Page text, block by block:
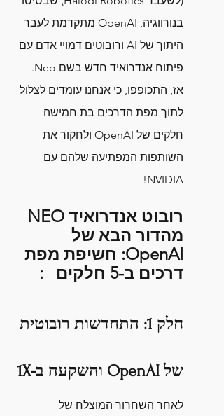
בנורווגיה, OpenAI מתקדמת לעבר
היתוך של AI ורובוטים דמויי אדם עם
פיתוח אנדרואיד חדש בשם Neo.
אז, התכופפו, כי אנחנו עומדים לצלול
לתוך מפת הדרכים בת חמישה
חלקים של OpenAI ולחקור את
השותפות המפתיעה שלהם עם
NVIDIA!
מהדור הבא של
OpenAI: חשיפת מפת
דרכים ב-5 חלקים   :
חלק 1: התחדשות רובוטית
של OpenAI והשקעה ב-1X
לאחר השחרור המוצלח של